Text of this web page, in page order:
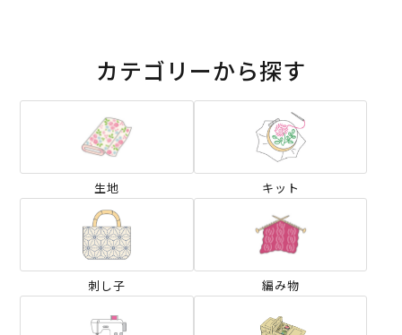
カテゴリーから探す
生地 キット
刺し子 編み物